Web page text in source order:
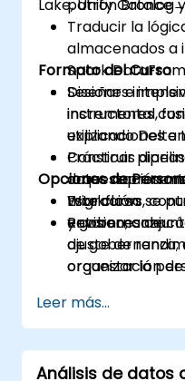
Lake, Unity Catalog
patrón
Traducir la
almacenados a
Spark
Diseñar e
incremental,
utilizando Delta
Construir
orquestación
Workflows,
y gobernanza.
Formato del Curso
Sesiones
instructores
explicaciones
Prácticas
datos
migración.
Revisiones de
ajuste de
orquestación de
Opciones de
Este curso se
entorno,
de
organizar la
Leer más...
Análisis de datos